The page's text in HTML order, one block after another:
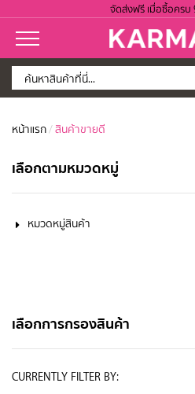
จัดส่งฟรี เมื่อซื้อครบ
หน้าแรก /สินค้าขายดี
เลือกตามหมวดหมู่
หมวดหมู่สินค้า
เลือกการกรองสินค้า
CURRENTLY FILTER BY: